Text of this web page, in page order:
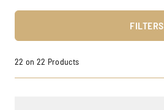
FILTERS
22 on 22 Products